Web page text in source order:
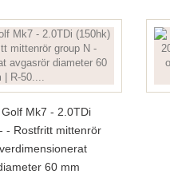
Mk7 - 2.0TDi
- Rostfritt mittenrör
60 mm